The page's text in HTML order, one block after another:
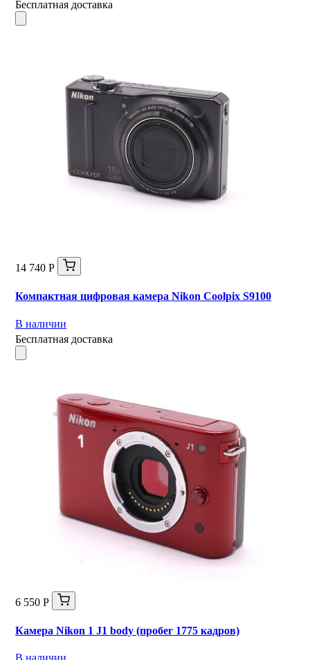
Бесплатная доставка
14 740 Р
Компактная цифровая камера Nikon Coolpix S9100
В наличии
Бесплатная доставка
6 550 Р
Камера Nikon 1 J1 body (пробег 1775 кадров)